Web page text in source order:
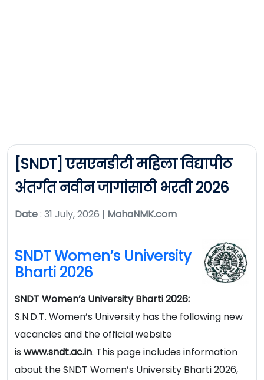
[SNDT] एसएनडीटी महिला विद्यापीठ
अंतर्गत नवीन जागांसाठी भरती 2026
Date: 31 July, 2026 | MahaNMK.com
SNDT Women’s University
Bharti 2026
SNDT Women’s University Bharti 2026:
S.N.D.T. Women’s University has the following new
vacancies and the official website
is www.sndt.ac.in. This page includes information
about the SNDT Women’s University Bharti 2026,